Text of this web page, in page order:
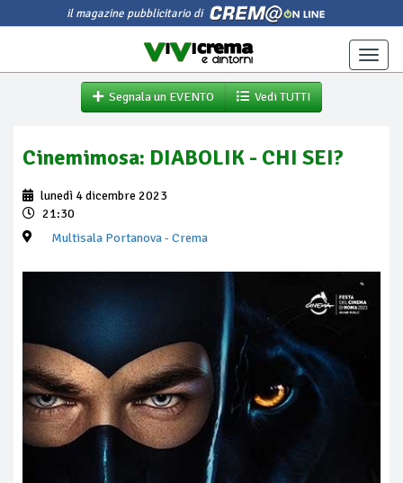
il magazine pubblicitario di
Toggle
Segnala un EVENTO
Vedi TUTTI
Cinemimosa: DIABOLIK - CHI SEI?
lunedì 4 dicembre 2023
21:30
Multisala Portanova- Crema